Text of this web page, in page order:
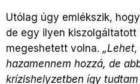
Utólag úgy emlékszik,
de egy ilyen kiszolgáltatott
megeshetett volna. „
hazamennem hozzá, de
krízishelyzetben így tudtam